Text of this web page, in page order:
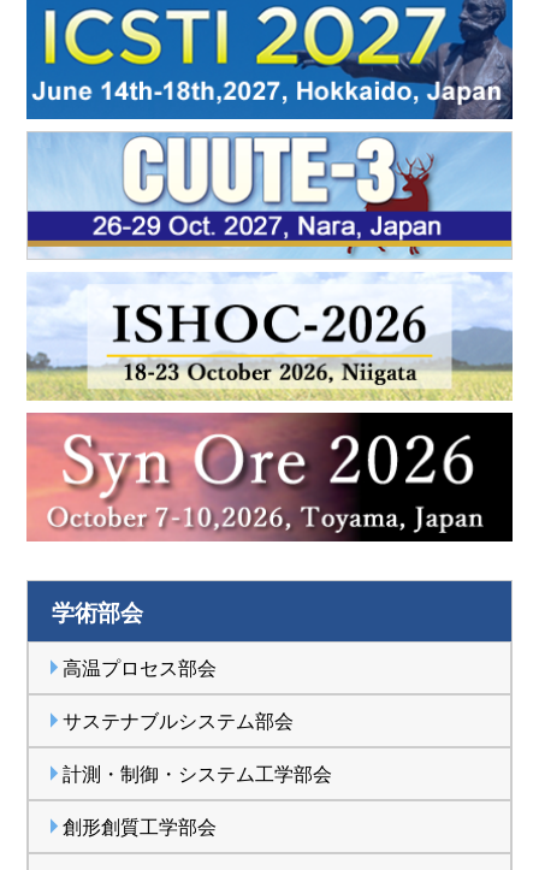
2025年8月27日
2025年今後の「鉄と鋼」発行予定について
2025年8月8日
第190回秋季講演大会プログラム（一括ダウンロード
版）を掲載しました。（プログラムはPDF版のみで
す。ふぇらむ9号への同梱および大会受付での配布はご
ざいません。）
2025年8月1日
第257･258回西山記念技術講座の募集を開始いたしま
した。
2025年7月8日
第190回秋季講演大会の参加登録を開始しました。
2025年6月2日
鉄鋼工学セミナー「製鋼熱力学専科」の募集を開始し
ました。
学術部会
高温プロセス部会
サステナブルシステム部会
計測・制御・システム工学部会
創形創質工学部会